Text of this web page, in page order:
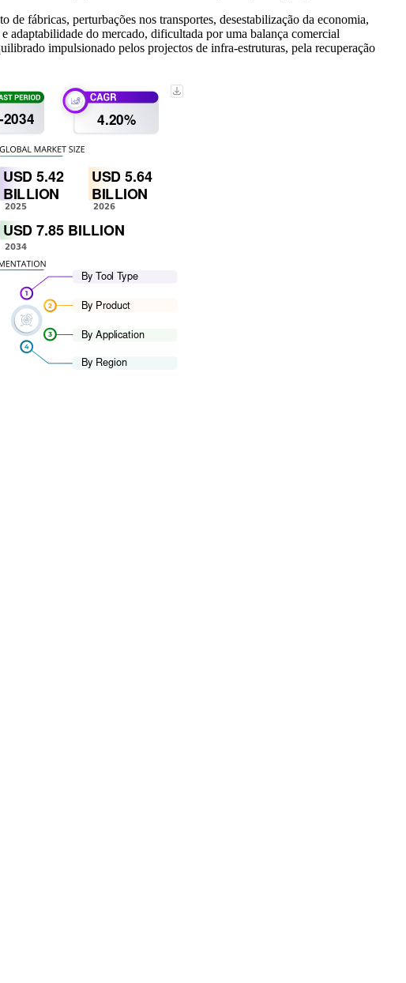
fábricas, perturbações nos transportes, desestabilização da economia,
adaptabilidade do mercado, dificultada por uma balança comercial
impulsionado pelos projectos de infra-estruturas, pela recuperação